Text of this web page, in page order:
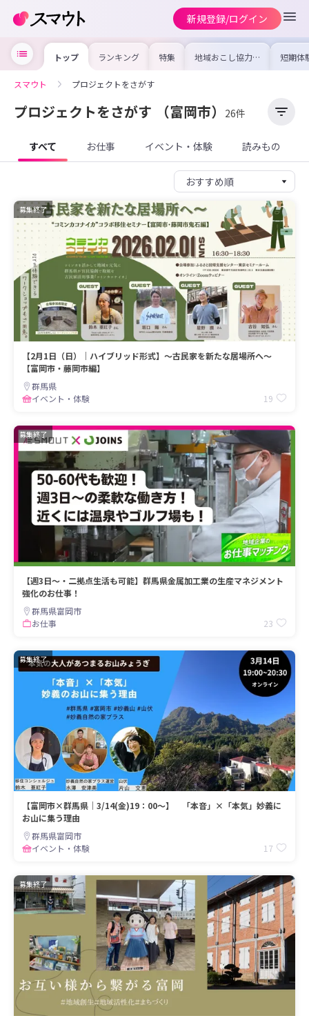
新規登録/ログイン
トップ ランキング 特集 地域おこし協力隊
の求人やイベント
を集めました！仕
けよう
短期体
り〜数
域を知
スマウト プロジェクトをさがす
プロジェクトをさがす （富岡市） 26件
すべて お仕事 イベント・体験 読みもの
募集終了
【2月1日（日）｜ハイブリッド形式】～古民家を新たな居場所へ～
【富岡市・藤岡市編】
群馬県
イベント・体験
19
募集終了
【週3日～・二拠点生活も可能】群馬県金属加工業の生産マネジメント
強化のお仕事！
群馬県富岡市
お仕事
23
募集終了
【富岡市×群馬県｜3/14(金)19：00～】 「本音」×「本気」妙義に
お山に集う理由
群馬県富岡市
イベント・体験
17
募集終了